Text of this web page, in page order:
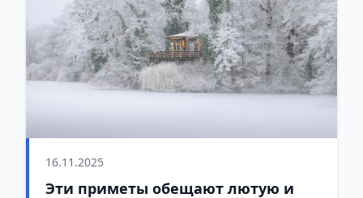
16.11.2025
Эти приметы обещают лютую и